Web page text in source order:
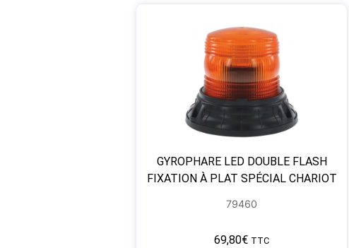
GYROPHARE LED DOUBLE FLASH
FIXATION À PLAT SPÉCIAL CHARIOT
79460
69,80€ TTC